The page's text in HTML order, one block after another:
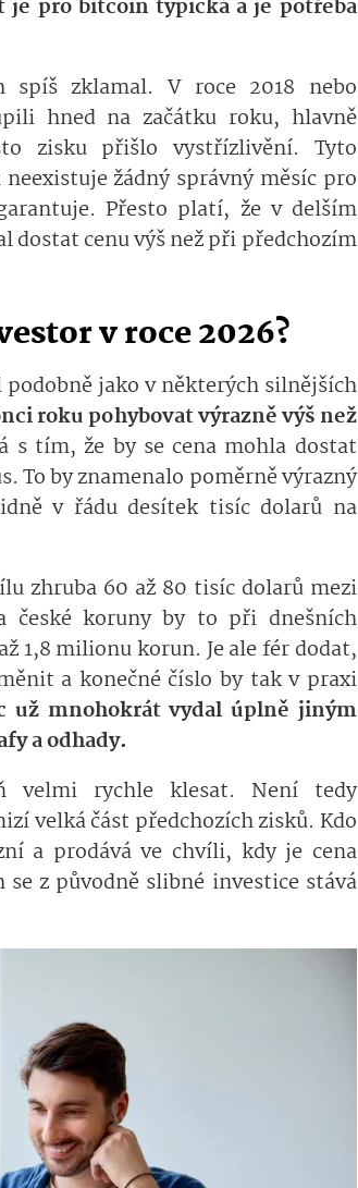
je pro bitcoin typická a je potřeba
zklamal. V roce 2018 nebo
hned na začátku roku, hlavně
zisku přišlo vystřízlivění. Tyto
žádný správný měsíc pro
Přesto platí, že v delším
dostat cenu výš než při předchozím
v roce 2026?
jako v některých silnějších
roku pohybovat výrazně výš než
s tím, že by se cena mohla dostat
To by znamenalo poměrně výrazný
v řádu desítek tisíc dolarů na
zhruba 60 až 80 tisíc dolarů mezi
české koruny by to při dnešních
1,8 milionu korun. Je ale fér dodat,
a konečné číslo by tak v praxi
už mnohokrát vydal úplně jiným
a odhady.
velmi rychle klesat. Není tedy
velká část předchozích zisků. Kdo
a prodává ve chvíli, kdy je cena
z původně slibné investice stává